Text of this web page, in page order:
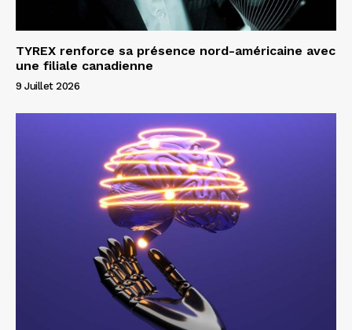
TYREX renforce sa présence nord-américaine avec
une filiale canadienne
9 Juillet 2026